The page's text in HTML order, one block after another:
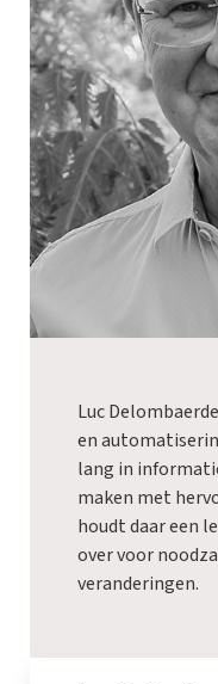
Luc
en
lang in
maken met
houdt daar een
over voor
veranderingen.